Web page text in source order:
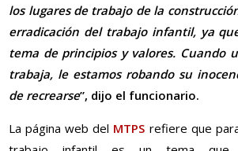
los lugares de trabajo de la
erradicación del trabajo infantil, ya
tema de principios y valores. Cuando
trabaja, le estamos robando su
de recrearse”, dijo el funcionario.
La página web del MTPS refiere que